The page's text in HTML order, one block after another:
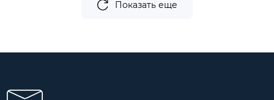
Показать еще